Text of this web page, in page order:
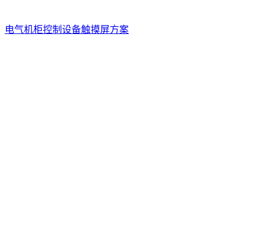
电气机柜控制设备触摸屏方案